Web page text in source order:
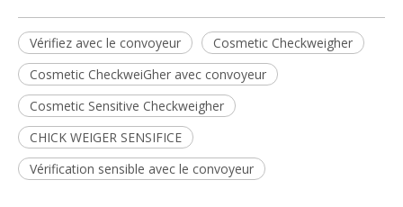
Vérifiez avec le convoyeur
Cosmetic Checkweigher
Cosmetic CheckweiGher avec convoyeur
Cosmetic Sensitive Checkweigher
CHICK WEIGER SENSIFICE
Vérification sensible avec le convoyeur